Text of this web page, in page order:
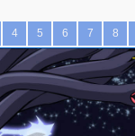
4 5 6 7 8